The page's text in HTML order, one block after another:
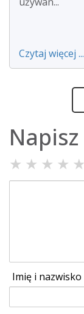
Czytaj więcej ...
★ ★ ★ ★ ★
Imię i nazwisko